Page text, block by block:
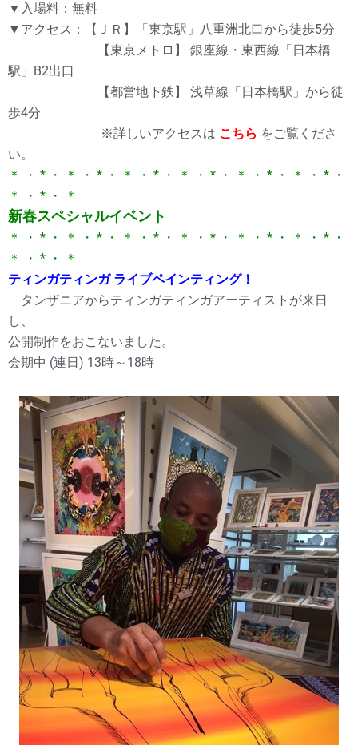
▼入場料：無料
▼アクセス：【ＪＲ】「東京駅」八重洲北口から徒歩5分
【東京メトロ】 銀座線・東西線「日本橋
駅」B2出口
【都営地下鉄】 浅草線「日本橋駅」から徒
歩4分
※詳しいアクセスは こちら をご覧くださ
い。
＊ ・ * ・ ＊ ・ * ・ ＊ ・ * ・ ＊ ・ * ・ ＊ ・ * ・ ＊ ・ * ・
＊ ・ * ・ ＊
新春スペシャルイベント
＊ ・ * ・ ＊ ・ * ・ ＊ ・ * ・ ＊ ・ * ・ ＊ ・ * ・ ＊ ・ * ・
＊ ・ * ・ ＊
ティンガティンガ ライブペインティング！
タンザニアからティンガティンガアーティストが来日
し、
公開制作をおこないました。
会期中 (連日) 13時～18時